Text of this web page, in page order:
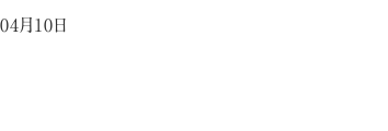
月10日